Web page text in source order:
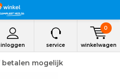
inloggen service winkelwagen
0
betalen mogelijk